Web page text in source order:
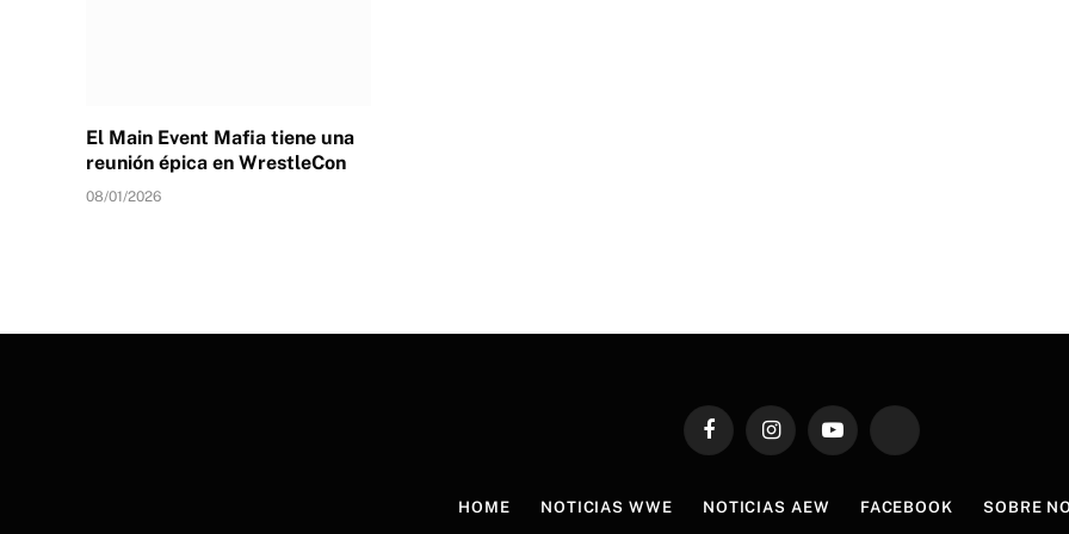
El Main Event Mafia tiene una
reunión épica en WrestleCon
08/01/2026
FacebookInstagramYouTube TikTok
HOME NOTICIAS WWE NOTICIAS AEW FACEBOOK SOBRE